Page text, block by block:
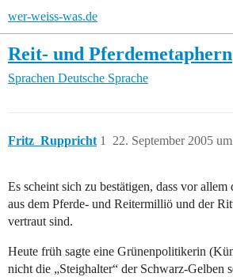
wer-weiss-was.de
Reit- und Pferdemetaphern
Sprachen Deutsche Sprache
Fritz_Ruppricht 22. September 2005
1
Es scheint sich zu bestätigen, dass vor allem
aus dem Pferde- und Reitermilliö und der
vertraut sind.
Heute früh sagte eine Grünenpolitikerin
nicht die „Steighalter“ der Schwarz-Gelben